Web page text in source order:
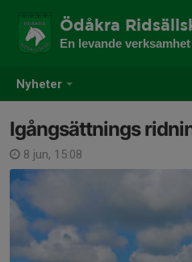
Nyheter
Ödåkra
Igångsättnings
8 jun, 15:08